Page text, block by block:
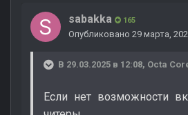
sabakka 165
Опубликовано 29 марта,
В 29.03.2025 в 12:08, Octa
Если нет возможности